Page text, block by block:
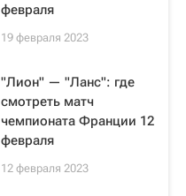
февраля
19 февраля 2023
"Лион" — "Ланс": где
смотреть матч
чемпионата Франции 12
февраля
12 февраля 2023